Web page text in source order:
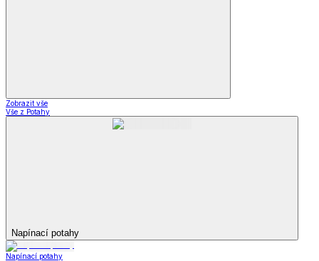
Zobrazit vše
Vše z Potahy
Napínací potahy
Napínací potahy